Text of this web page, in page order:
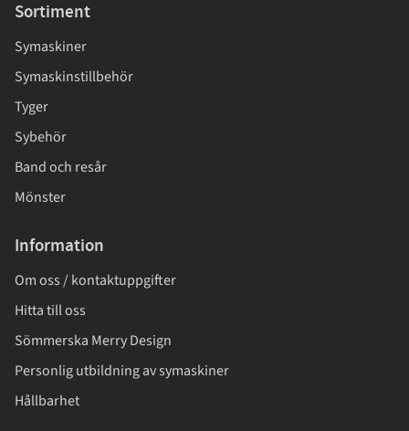
Sortiment
Symaskiner
Symaskinstillbehör
Tyger
Sybehör
Band och resår
Mönster
Information
Om oss / kontaktuppgifter
Hitta till oss
Sömmerska Merry Design
Personlig utbildning av symaskiner
Hållbarhet